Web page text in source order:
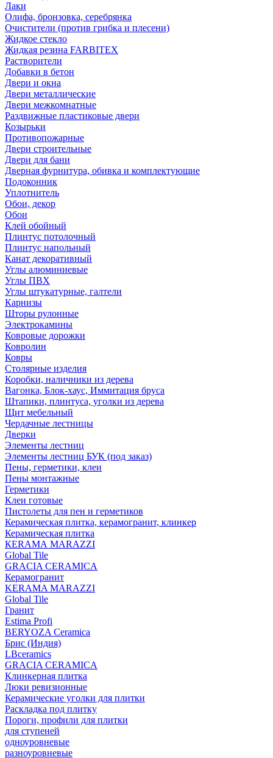
Лаки
Олифа, бронзовка, серебрянка
Очистители (против грибка и плесени)
Жидкое стекло
Жидкая резина FARBITEX
Растворители
Добавки в бетон
Двери и окна
Двери металлические
Двери межкомнатные
Раздвижные пластиковые двери
Козырьки
Противопожарные
Двери строительные
Двери для бани
Дверная фурнитура, обивка и комплектующие
Подоконник
Уплотнитель
Обои, декор
Обои
Клей обойный
Плинтус потолочный
Плинтус напольный
Канат декоративный
Углы алюминиевые
Углы ПВХ
Углы штукатурные, галтели
Карнизы
Шторы рулонные
Электрокамины
Ковровые дорожки
Ковролин
Ковры
Столярные изделия
Коробки, наличники из дерева
Вагонка, Блок-хаус, Иммитация бруса
Штапики, плинтуса, уголки из дерева
Щит мебельный
Чердачные лестницы
Дверки
Элементы лестниц
Элементы лестниц БУК (под заказ)
Пены, герметики, клеи
Пены монтажные
Герметики
Клеи готовые
Пистолеты для пен и герметиков
Керамическая плитка, керамогранит, клинкер
Керамическая плитка
КЕRАМА MARAZZI
Global Tile
GRACIA CERAMICA
Керамогранит
KERAMA MARAZZI
Global Tile
Гранит
Estima Profi
BERYOZA Ceramica
Брис (Индия)
LBceramics
GRACIA CERAMICA
Клинкерная плитка
Люки ревизионные
Керамические уголки для плитки
Раскладка под плитку
Пороги, профили для плитки
для ступеней
одноуровневые
разноуровневые